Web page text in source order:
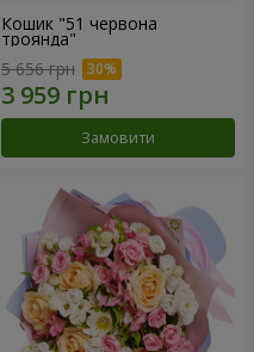
Кошик "51 червона
троянда"
5 656 грн
Замовити